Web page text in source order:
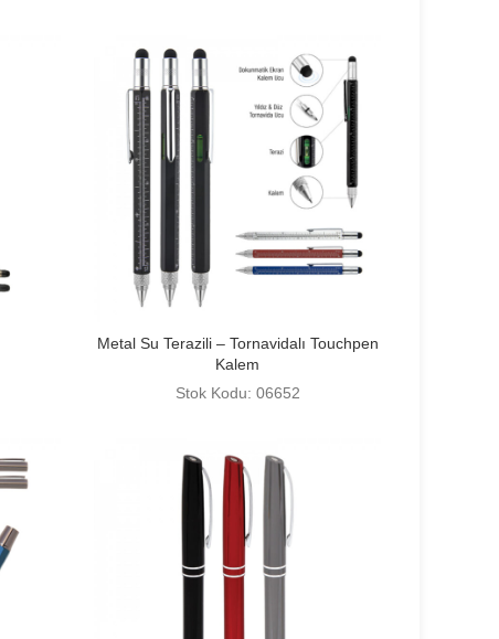
Metal Su Terazili – Tornavidalı Touchpen
Kalem
Stok Kodu: 06652